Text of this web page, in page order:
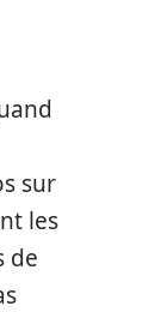
sur
les
de